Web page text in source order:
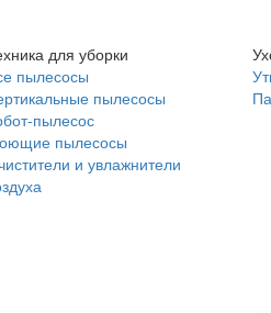
для уборки
пылесосы
пылесосы
пылесос
пылесосы
и увлажнители